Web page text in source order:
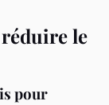
le
pour